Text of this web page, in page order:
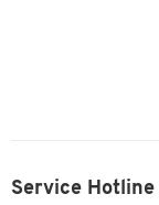
Service Hotline